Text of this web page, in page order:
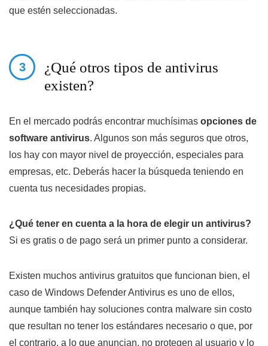
que estén seleccionadas.
¿Qué otros tipos de antivirus
existen?
En el mercado podrás encontrar muchísimas opciones de
software antivirus. Algunos son más seguros que otros,
los hay con mayor nivel de proyección, especiales para
empresas, etc. Deberás hacer la búsqueda teniendo en
cuenta tus necesidades propias.
¿Qué tener en cuenta a la hora de elegir un antivirus?
Si es gratis o de pago será un primer punto a considerar.
Existen muchos antivirus gratuitos que funcionan bien, el
caso de Windows Defender Antivirus es uno de ellos,
aunque también hay soluciones contra malware sin costo
que resultan no tener los estándares necesario o que, por
el contrario, a lo que anuncian, no protegen al usuario y lo